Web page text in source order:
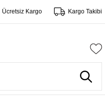
Ücretsiz Kargo Kargo Takibi